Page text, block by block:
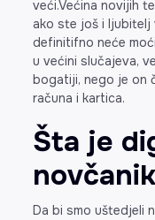
veći.Većina novijih
ako ste još i ljubitelj
definitifno neće
u većini slučajeva,
bogatiji, nego je on
računa i kartica.
Šta je
Da bi smo uštedjeli